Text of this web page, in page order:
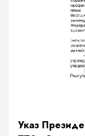
Указ